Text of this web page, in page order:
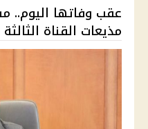
عقب وفاتها اليوم..
مذيعات القناة